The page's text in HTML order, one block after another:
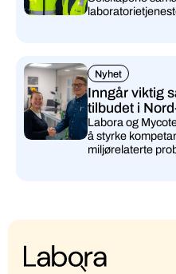
Nyhet
Inngår viktig
tilbudet i
Labora og
å styrke
miljørelaterte